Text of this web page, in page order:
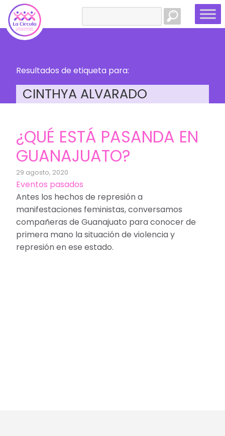
Resultados de etiqueta para:
CINTHYA ALVARADO
¿QUÉ ESTÁ PASANDA EN
GUANAJUATO?
29 agosto, 2020
Eventos pasados
Antes los hechos de represión a
manifestaciones feministas, conversamos
compañeras de Guanajuato para conocer de
primera mano la situación de violencia y
represión en ese estado.